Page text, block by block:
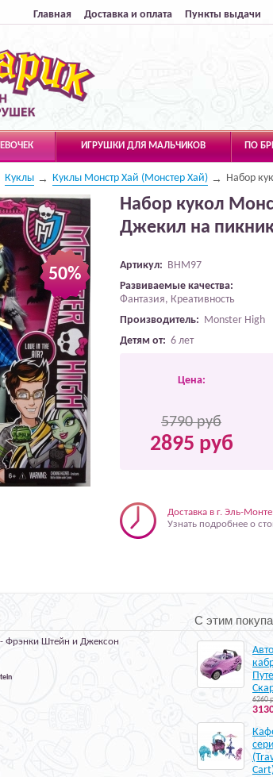
Главная Доставка и оплата Пункты выдачи
ИГРУШКИ ДЛЯ МАЛЬЧИКОВ ПО
Куклы Куклы Монстр Хай (Монстер Хай) Набор
50%
Набор кукол
Джекил на
Артикул: BHM97
Развиваемые качества:
Фантазия, Креативность
Производитель: Monster High
Детям от: 6 лет
Цена:
5790 руб
2895 руб
Доставка в г. Эль-
Узнать подробнее о
С этим
Фрэнки Штейн и Джексон
6260